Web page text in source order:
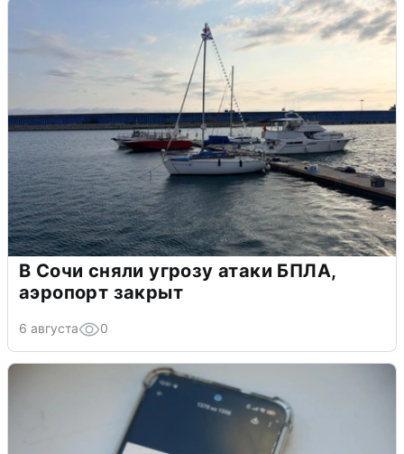
В Сочи сняли угрозу атаки БПЛА,
аэропорт закрыт
6 августа 0